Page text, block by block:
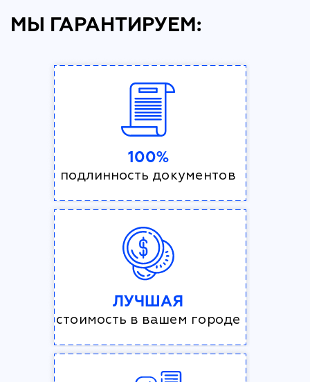
МЫ ГАРАНТИРУЕМ:
100%
подлинность документов
ЛУЧШАЯ
стоимость в вашем городе